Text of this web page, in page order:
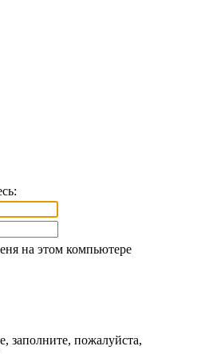
на этом компьютере
заполните, пожалуйста,